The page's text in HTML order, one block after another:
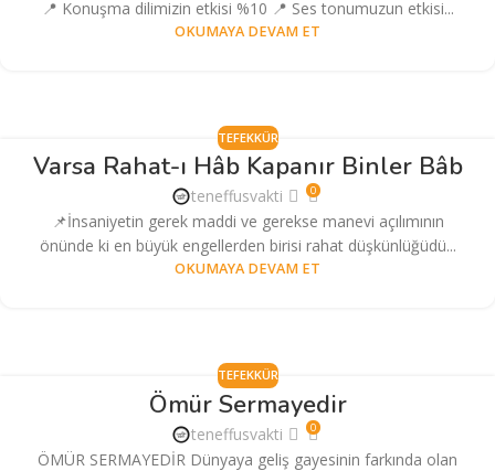
📍 Konuşma dilimizin etkisi %10 📍 Ses tonumuzun etkisi...
OKUMAYA DEVAM ET
TEFEKKÜR
Varsa Rahat-ı Hâb Kapanır Binler Bâb
teneffusvakti 0
📌İnsaniyetin gerek maddi ve gerekse manevi açılımının
önünde ki en büyük engellerden birisi rahat düşkünlüğüdü...
OKUMAYA DEVAM ET
TEFEKKÜR
Ömür Sermayedir
teneffusvakti 0
ÖMÜR SERMAYEDİR Dünyaya geliş gayesinin farkında olan